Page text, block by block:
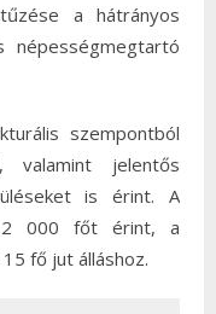
a hátrányos
szempontból
valamint jelentős
is érint. A
2 000 főt érint, a
fő jut álláshoz.